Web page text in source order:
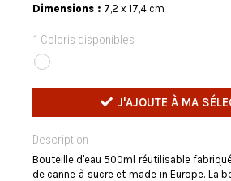
Dimensions : 7,2 x 17,4 cm
1 Coloris disponibles
J'AJOUTE À MA
Description
Bouteille d'eau 500ml réutilisable
de canne à sucre et made in Europe. La